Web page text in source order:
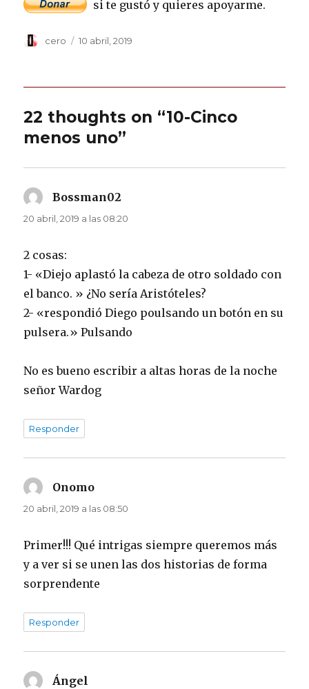
si te gustó y quieres apoyarme.
Author
cero
Posted
10 abril, 2019
22 thoughts on “10-Cinco
menos uno”
Bossman02
20 abril, 2019 a las 08:20
2 cosas:
1- «Diejo aplastó la cabeza de otro soldado con
el banco. » ¿No sería Aristóteles?
2- «respondió Diego poulsando un botón en su
pulsera.» Pulsando
No es bueno escribir a altas horas de la noche
señor Wardog
Responder
Onomo
20 abril, 2019 a las 08:50
Primer!!! Qué intrigas siempre queremos más
y a ver si se unen las dos historias de forma
sorprendente
Responder
Ángel